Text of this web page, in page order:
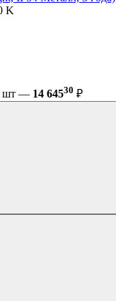
K
шт — 14 64530 ₽